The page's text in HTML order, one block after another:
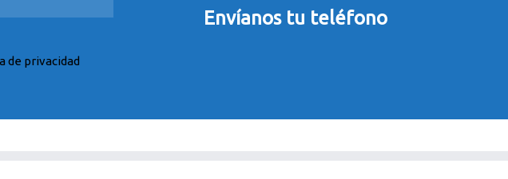
de privacidad
Envíanos tu teléfono